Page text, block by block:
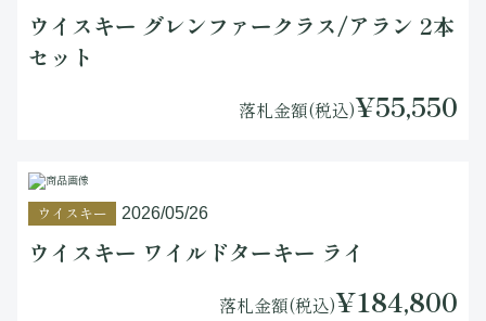
ウイスキー グレンファークラス/アラン 2本
セット
落札金額(税込)¥55,550
ウイスキー 2026/05/26
ウイスキー ワイルドターキー ライ
落札金額(税込)¥184,800